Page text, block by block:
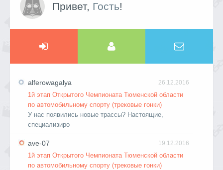
Привет, Гость!
26.12.2016
alferowagalya
1й этап Открытого Чемпионата Тюменской области
по автомобильному спорту (трековые гонки)
У нас появились новые трассы? Настоящие,
специализиро
19.12.2016
ave-07
1й этап Открытого Чемпионата Тюменской области
по автомобильному спорту (трековые гонки)